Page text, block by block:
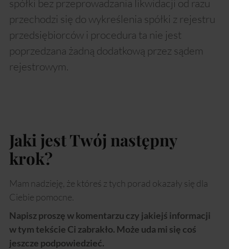
spółki bez przeprowadzania likwidacji od razu
przechodzi się do wykreślenia spółki z rejestru
przedsiębiorców i procedura ta nie jest
poprzedzana żadną dodatkową przez sądem
rejestrowym.
Jaki jest Twój następny
krok?
Mam nadzieję, że któreś z tych porad okazały się dla
Ciebie pomocne.
Napisz proszę w komentarzu czy jakiejś informacji
w tym tekście Ci zabrakło. Może uda mi się coś
jeszcze podpowiedzieć.